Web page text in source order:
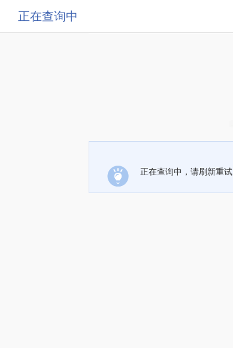
正在查询中
正在查询中，请刷新重试